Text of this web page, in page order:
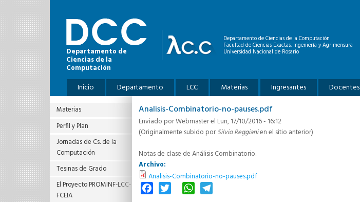
Pasar al contenido principal
Departamento de
Ciencias de la
Computación
Departamento de Ciencias de la Computación
Facultad de Ciencias Exactas, Ingeniería y Agrimensura
Universidad Nacional de Rosario
Menú principal
Inicio Departamento LCC Materias Ingresantes Docentes
Materias
Perfil y Plan
Jornadas de Cs. de la
Computación
Tesinas de Grado
El Proyecto PROMINF‐LCC‐
FCEIA
Analisis-Combinatorio-no-pauses.pdf
Enviado porWebmasterel Lun, 17/10/2016 - 16:12
(Originalmente subido porSilvio Reggianien el sitio anterior)
Notas de clase de Análisis Combinatorio.
Archivo:
Analisis-Combinatorio-no-pauses.pdf
FacebookTwitter WhatsApp